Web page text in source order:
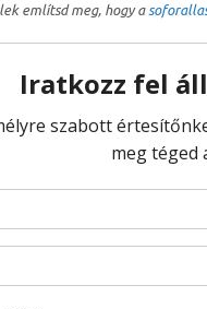
említsd meg, hogy a